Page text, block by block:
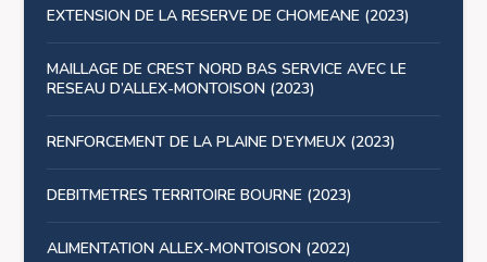
EXTENSION DE LA RESERVE DE CHOMEANE (2023)
MAILLAGE DE CREST NORD BAS SERVICE AVEC LE
RESEAU D’ALLEX-MONTOISON (2023)
RENFORCEMENT DE LA PLAINE D’EYMEUX (2023)
DEBITMETRES TERRITOIRE BOURNE (2023)
ALIMENTATION ALLEX-MONTOISON (2022)